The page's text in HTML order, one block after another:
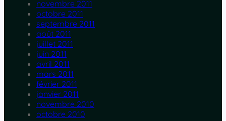
novembre 2011
octobre 2011
septembre 2011
août 2011
juillet 2011
juin 2011
avril 2011
mars 2011
février 2011
janvier 2011
novembre 2010
octobre 2010